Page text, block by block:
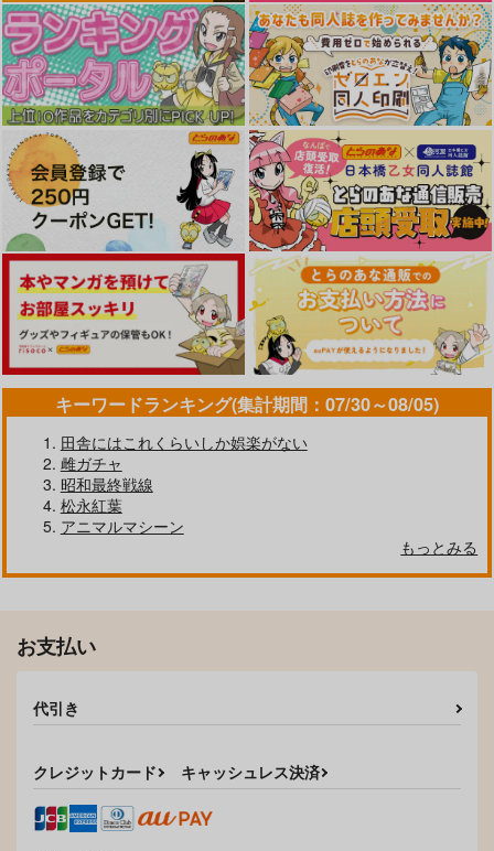
キーワードランキング(集計期間：07/30～08/05)
田舎にはこれくらいしか娯楽がない
雌ガチャ
昭和最終戦線
松永紅葉
アニマルマシーン
もっとみる
お支払い
代引き
クレジットカード キャッシュレス決済